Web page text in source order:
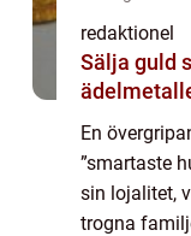
redaktionel
Sälja guld så får du ut mest av dina
En
”smartaste
sin lojalitet,
trogna